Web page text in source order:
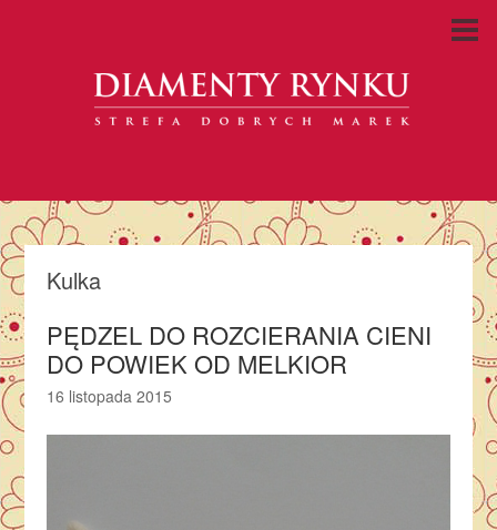
Kulka
PĘDZEL DO ROZCIERANIA CIENI
DO POWIEK OD MELKIOR
16 listopada 2015